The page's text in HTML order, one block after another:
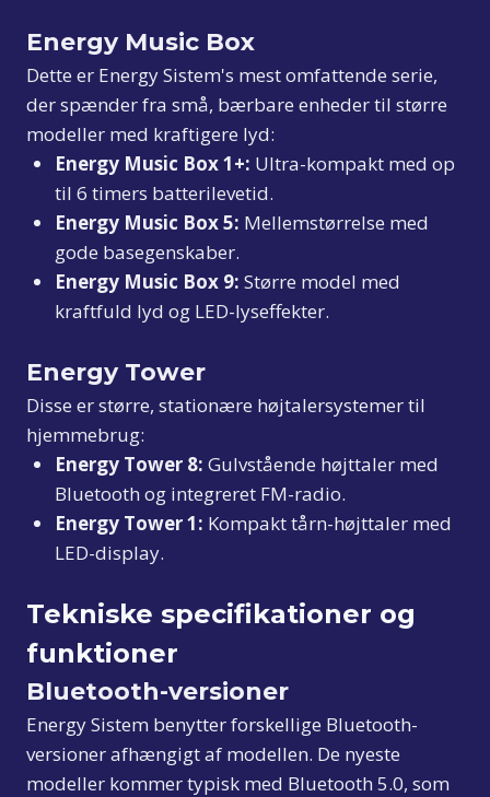
Energy Music Box
Dette er Energy Sistem's mest omfattende serie,
der spænder fra små, bærbare enheder til større
modeller med kraftigere lyd:
Energy Music Box 1+: Ultra-kompakt med op
til 6 timers batterilevetid.
Energy Music Box 5: Mellemstørrelse med
gode basegenskaber.
Energy Music Box 9: Større model med
kraftfuld lyd og LED-lyseffekter.
Energy Tower
Disse er større, stationære højtalersystemer til
hjemmebrug:
Energy Tower 8: Gulvstående højttaler med
Bluetooth og integreret FM-radio.
Energy Tower 1: Kompakt tårn-højttaler med
LED-display.
Tekniske specifikationer og
funktioner
Bluetooth-versioner
Energy Sistem benytter forskellige Bluetooth-
versioner afhængigt af modellen. De nyeste
modeller kommer typisk med Bluetooth 5.0, som